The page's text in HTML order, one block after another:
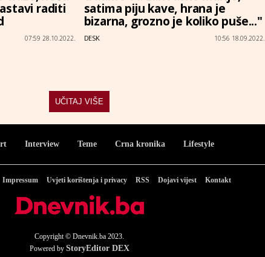
raditi
07:59 28.10.2022.
satima piju kave, hrana je
bizarna, grozno je koliko puše..."
DESK 10:56 18.09.2022.
UČITAJ VIŠE
Interview Teme Crna kronika Lifestyle
Impressum Uvjeti korištenja i privacy RSS Dojavi vijest Kontakt
Copyright © Dnevnik.ba 2023.
Powered by StoryEditor DEX